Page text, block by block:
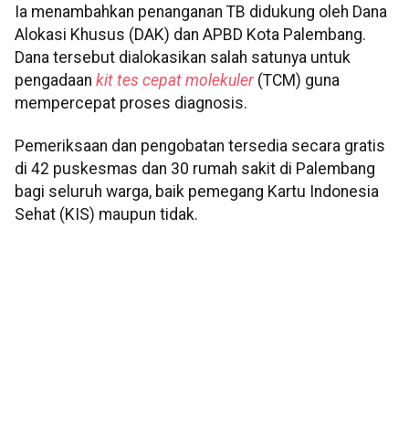
Ia menambahkan penanganan TB didukung oleh Dana
Alokasi Khusus (DAK) dan APBD Kota Palembang.
Dana tersebut dialokasikan salah satunya untuk
pengadaan kit tes cepat molekuler (TCM) guna
mempercepat proses diagnosis.
Pemeriksaan dan pengobatan tersedia secara gratis
di 42 puskesmas dan 30 rumah sakit di Palembang
bagi seluruh warga, baik pemegang Kartu Indonesia
Sehat (KIS) maupun tidak.